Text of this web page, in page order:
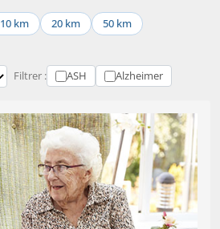
10 km 20 km
50 km
Filtrer : ASH Alzheimer